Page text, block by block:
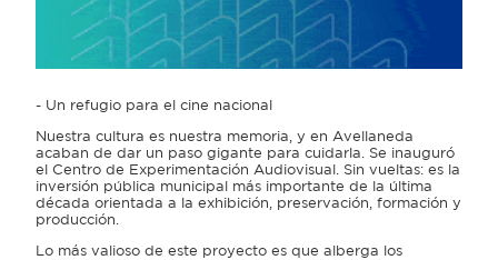
- Un refugio para el cine nacional
Nuestra cultura es nuestra memoria, y en Avellaneda
acaban de dar un paso gigante para cuidarla. Se inauguró
el Centro de Experimentación Audiovisual. Sin vueltas: es la
inversión pública municipal más importante de la última
década orientada a la exhibición, preservación, formación y
producción.
Lo más valioso de este proyecto es que alberga los